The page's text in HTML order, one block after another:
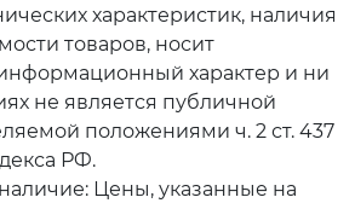
характеристик, наличия
товаров, носит
характер и ни
не является публичной
положениями ч. 2 ст. 437
РФ.
Цены, указанные на